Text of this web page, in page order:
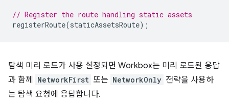
// Register the route handling static assets
registerRoute(staticAssetsRoute);
탐색 미리 로드가 사용 설정되면 Workbox는 미리 로드된 응답
과 함께
NetworkFirst 또는 NetworkOnly 전략을 사용하
는 탐색 요청에 응답합니다.